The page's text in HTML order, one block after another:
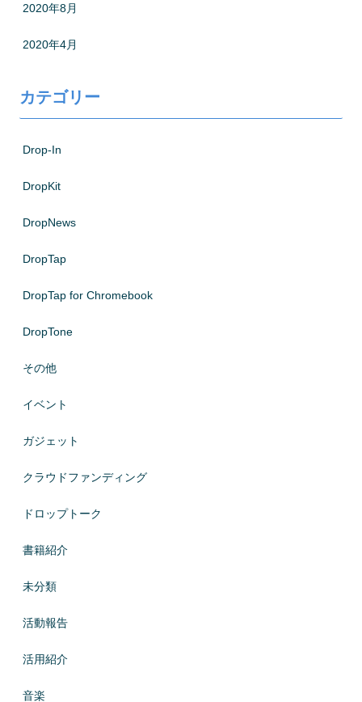
2020年8月
2020年4月
カテゴリー
Drop-In
DropKit
DropNews
DropTap
DropTap for Chromebook
DropTone
その他
イベント
ガジェット
クラウドファンディング
ドロップトーク
書籍紹介
未分類
活動報告
活用紹介
音楽